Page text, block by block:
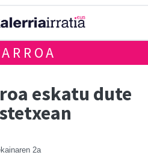
eskatu dute
2a